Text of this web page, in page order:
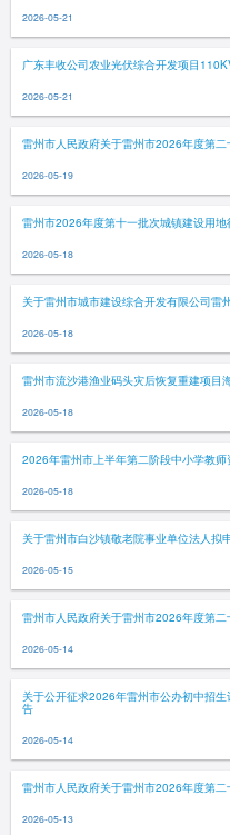
2026-05-21
广东丰收公司农业光伏综合开发项目
2026-05-21
雷州市人民政府关于雷州市2026年度第
2026-05-19
雷州市2026年度第十一批次城镇建设用
2026-05-18
关于雷州市城市建设综合开发有限公司雷
2026-05-18
雷州市流沙港渔业码头灾后恢复重建项目
2026-05-18
2026年雷州市上半年第二阶段中小学教师
2026-05-18
关于雷州市白沙镇敬老院事业单位法人拟
2026-05-15
雷州市人民政府关于雷州市2026年度第
2026-05-14
关于公开征求2026年雷州市公办初中招
告
2026-05-14
雷州市人民政府关于雷州市2026年度第
2026-05-13